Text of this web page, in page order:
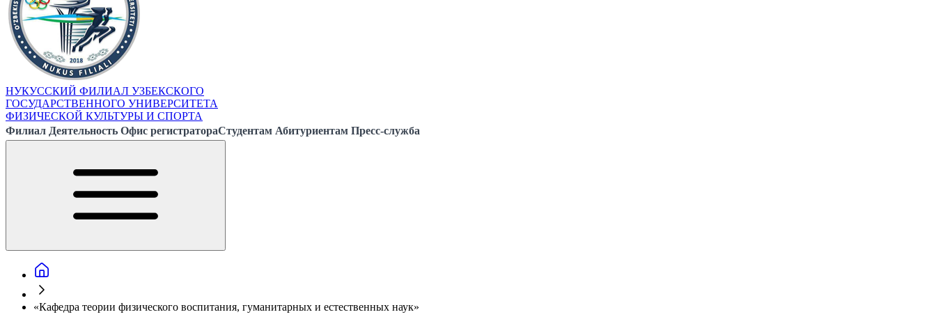
НУКУССКИЙ ФИЛИАЛ УЗБЕКСКОГО
ГОСУДАРСТВЕННОГО УНИВЕРСИТЕТА
ФИЗИЧЕСКОЙ КУЛЬТУРЫ И СПОРТА
Филиал Деятельность Офис регистратораСтудентам Абитуриентам Пресс-служба
«Кафедра теории физического воспитания, гуманитарных и естественных наук»